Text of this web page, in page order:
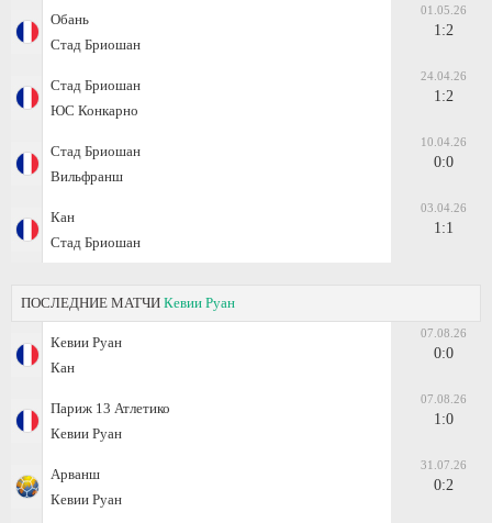
Обань
Стад Бриошан
01.05.26
1:2
Стад Бриошан
ЮС Конкарно
24.04.26
1:2
Стад Бриошан
Вильфранш
10.04.26
0:0
Кан
Стад Бриошан
03.04.26
1:1
ПОСЛЕДНИЕ МАТЧИ Кевии Руан
Кевии Руан
Кан
07.08.26
0:0
Париж 13 Атлетико
Кевии Руан
07.08.26
1:0
Арванш
Кевии Руан
31.07.26
0:2